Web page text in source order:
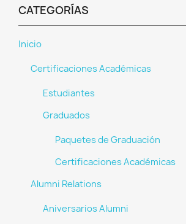
CATEGORÍAS
Inicio
Certificaciones Académicas
Estudiantes
Graduados
Paquetes de Graduación
Certificaciones Académicas
Alumni Relations
Aniversarios Alumni